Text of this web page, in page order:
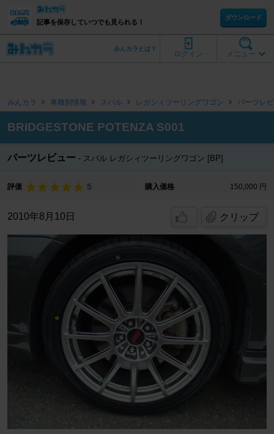
記事を保存していつでも見られる！
ダウンロード
メニュー
ログイン
みんカラとは？
みんカラ 車種別情報 スバル レガシィツーリングワゴン パーツレ
BRIDGESTONE POTENZA S001
パーツレビュー スバル レガシィツーリングワゴン [BP]
評価 5 購入価格 150,000 円
2010年8月10日 クリップ